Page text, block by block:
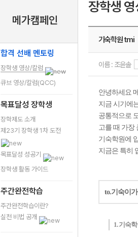
메가캠페인
합격 선배 멘토링
장학생 영상/칼럼
큐브 영상/칼럼(QCC)
목표달성 장학생
장학제도 소개
제23기 장학생 1차 도전
목표달성 성공기
장학생 활동 가이드
주간완전학습
주간완전학습이란?
실천 비법 공개
장학생
기숙학원 tmi
이름 : 조윤솔
안녕하세요
지금 시기에
공통적으로
고를 때 가장
기숙학원에
지금은 특히
to.기숙이
1. 기숙